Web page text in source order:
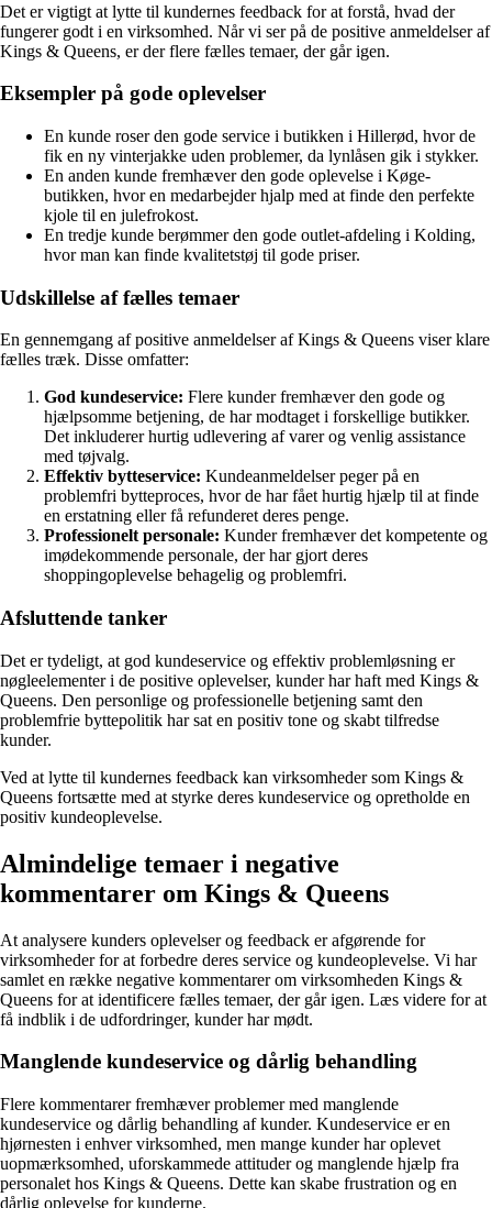
Det er vigtigt at lytte til kundernes feedback for at forstå, hvad der
fungerer godt i en virksomhed. Når vi ser på de positive anmeldelser af
Kings & Queens, er der flere fælles temaer, der går igen.
Eksempler på gode oplevelser
En kunde roser den gode service i butikken i Hillerød, hvor de
fik en ny vinterjakke uden problemer, da lynlåsen gik i stykker.
En anden kunde fremhæver den gode oplevelse i Køge-
butikken, hvor en medarbejder hjalp med at finde den perfekte
kjole til en julefrokost.
En tredje kunde berømmer den gode outlet-afdeling i Kolding,
hvor man kan finde kvalitetstøj til gode priser.
Udskillelse af fælles temaer
En gennemgang af positive anmeldelser af Kings & Queens viser klare
fælles træk. Disse omfatter:
God kundeservice: Flere kunder fremhæver den gode og
hjælpsomme betjening, de har modtaget i forskellige butikker.
Det inkluderer hurtig udlevering af varer og venlig assistance
med tøjvalg.
Effektiv bytteservice: Kundeanmeldelser peger på en
problemfri bytteproces, hvor de har fået hurtig hjælp til at finde
en erstatning eller få refunderet deres penge.
Professionelt personale: Kunder fremhæver det kompetente og
imødekommende personale, der har gjort deres
shoppingoplevelse behagelig og problemfri.
Afsluttende tanker
Det er tydeligt, at god kundeservice og effektiv problemløsning er
nøgleelementer i de positive oplevelser, kunder har haft med Kings &
Queens. Den personlige og professionelle betjening samt den
problemfrie byttepolitik har sat en positiv tone og skabt tilfredse
kunder.
Ved at lytte til kundernes feedback kan virksomheder som Kings &
Queens fortsætte med at styrke deres kundeservice og opretholde en
positiv kundeoplevelse.
Almindelige temaer i negative
kommentarer om Kings & Queens
At analysere kunders oplevelser og feedback er afgørende for
virksomheder for at forbedre deres service og kundeoplevelse. Vi har
samlet en række negative kommentarer om virksomheden Kings &
Queens for at identificere fælles temaer, der går igen. Læs videre for at
få indblik i de udfordringer, kunder har mødt.
Manglende kundeservice og dårlig behandling
Flere kommentarer fremhæver problemer med manglende
kundeservice og dårlig behandling af kunder. Kundeservice er en
hjørnesten i enhver virksomhed, men mange kunder har oplevet
uopmærksomhed, uforskammede attituder og manglende hjælp fra
personalet hos Kings & Queens. Dette kan skabe frustration og en
dårlig oplevelse for kunderne.